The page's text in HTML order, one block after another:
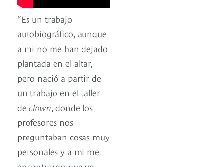
“Es un trabajo
autobiográfico, aunque
a mi no me han dejado
plantada en el altar,
pero nació a partir de
un trabajo en el taller
de clown , donde los
profesores nos
preguntaban cosas muy
personales y a mi me